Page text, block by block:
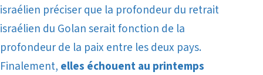
israélien préciser que la profondeur du retrait
israélien du Golan serait fonction de la
profondeur de la paix entre les deux pays.
Finalement, elles échouent au printemps